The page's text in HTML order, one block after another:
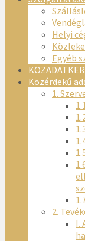
Helyi
Egyéb
Közérdekű
1.
2.
I.